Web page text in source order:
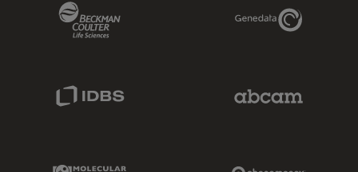
Genedata Link
Molecular Devices Link